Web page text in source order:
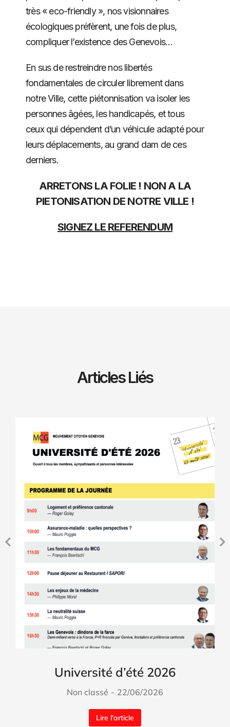
très « eco-friendly », nos visionnaires
écologiques préfèrent, une fois de plus,
compliquer l’existence des Genevois…
En sus de restreindre nos libertés
fondamentales de circuler librement dans
notre Ville, cette piétonnisation va isoler les
personnes âgées, les handicapés, et tous
ceux qui dépendent d’un véhicule adapté pour
leurs déplacements, au grand dam de ces
derniers.
ARRETONS LA FOLIE ! NON A LA
PIETONISATION DE NOTRE VILLE !
SIGNEZ LE REFERENDUM
Articles Liés
Université d’été 2026
Non classé 22/06/2026
Lire l'article